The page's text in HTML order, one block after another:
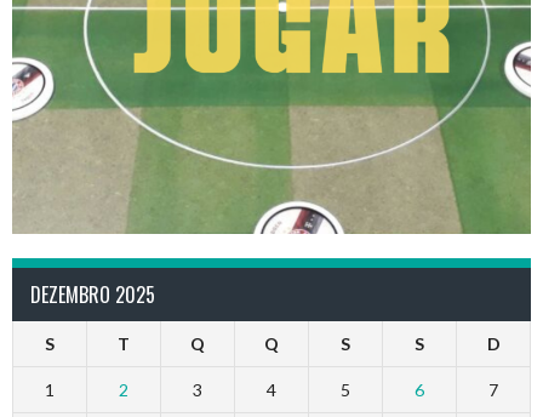
DEZEMBRO 2025
S T Q Q S S D
1 2 3 4 5 6 7